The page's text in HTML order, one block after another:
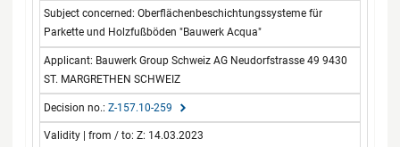
Oberflächenbeschichtungssysteme für
Parkette und Holzfußböden "Bauwerk Acqua"
Bauwerk Group Schweiz AG Neudorfstrasse 49 9430
ST. MARGRETHEN SCHWEIZ
Z-157.10-259
Z: 14.03.2023